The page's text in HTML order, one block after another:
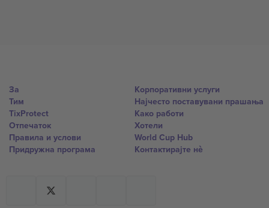
За
Тим
TixProtect
Отпечаток
Правила и услови
Придружна програма
Корпоративни услуги
Најчесто поставувани прашања
Како работи
Хотели
World Cup Hub
Контактирајте нѐ